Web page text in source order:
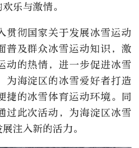
乐与激情。
贯彻国家关于发展冰雪运动
普及群众冰雪运动知识，激
动的热情，进一步促进冰雪
为海淀区的冰雪爱好者打造
捷的冰雪体育运动环境。同
过此次活动，为海淀区冰雪
注入新的活力。